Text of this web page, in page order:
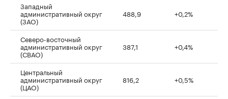
Западный
административный округ
(ЗАО)
488,9 +0,2%
Северо-восточный
административный округ
(СВАО)
387,1 +0,4%
Центральный
административный округ
(ЦАО)
816,2 +0,5%